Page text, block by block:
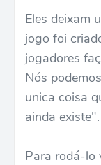
Eles deixam
jogo foi
jogadores
Nós
unica coisa
ainda existe".
Para rodá-lo